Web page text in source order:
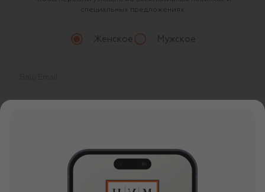
специальных предложениях
Женское Мужское
О ЦУМ
О магазине
ОНЛАЙН ПОКУПКИ